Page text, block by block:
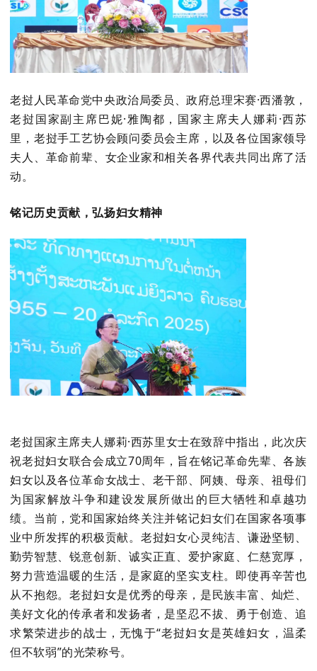
老挝人民革命党中央政治局委员、政府总理宋赛·西潘敦，
老挝国家副主席巴妮·雅陶都，国家主席夫人娜莉·西苏
里，老挝手工艺协会顾问委员会主席，以及各位国家领导
夫人、革命前辈、女企业家和相关各界代表共同出席了活
动。
铭记历史贡献，弘扬妇女精神
老挝国家主席夫人娜莉·西苏里女士在致辞中指出，此次庆
祝老挝妇女联合会成立70周年，旨在铭记革命先辈、各族
妇女以及各位革命女战士、老干部、阿姨、母亲、祖母们
为国家解放斗争和建设发展所做出的巨大牺牲和卓越功
绩。当前，党和国家始终关注并铭记妇女们在国家各项事
业中所发挥的积极贡献。老挝妇女心灵纯洁、谦逊坚韧、
勤劳智慧、锐意创新、诚实正直、爱护家庭、仁慈宽厚，
努力营造温暖的生活，是家庭的坚实支柱。即使再辛苦也
从不抱怨。老挝妇女是优秀的母亲，是民族丰富、灿烂、
美好文化的传承者和发扬者，是坚忍不拔、勇于创造、追
求繁荣进步的战士，无愧于“老挝妇女是英雄妇女，温柔
但不软弱”的光荣称号。